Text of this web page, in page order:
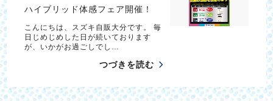
ハイブリッド体感フェア開催！
こんにちは、スズキ自販大分です。 毎
日じめじめした日が続いております
が、いかがお過ごしでし…
つづきを読む